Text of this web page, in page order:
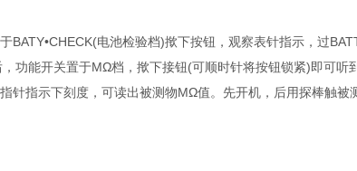
BATY•CHECK(电池检验档)揿下按钮，观察表针指示，过
功能开关置于MΩ档，揿下接钮(可顺时针将按钮锁紧)即可听
针指示下刻度，可读出被测物MΩ值。先开机，后用探棒触被